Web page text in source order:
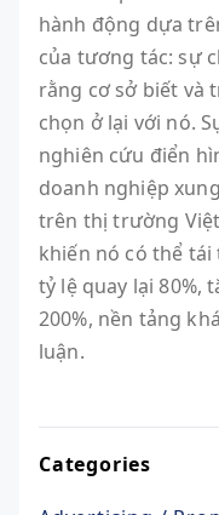
hành động dựa
của tương tác: sự
rằng cơ sở biết và
chọn ở lại với nó.
nghiên cứu điển
doanh nghiệp
trên thị trường
khiến nó có thể
tỷ lệ quay lại
200%, nền tảng
luận.
Categories